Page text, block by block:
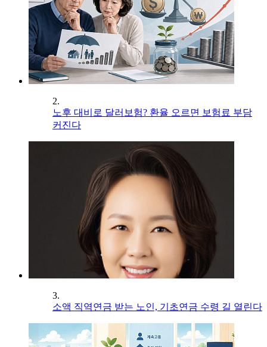
2.
노후 대비로 달러보험? 환율 오르면 보험료 부담
커진다
3.
소액 직역연금 받는 노인, 기초연금 수령 길 열린다